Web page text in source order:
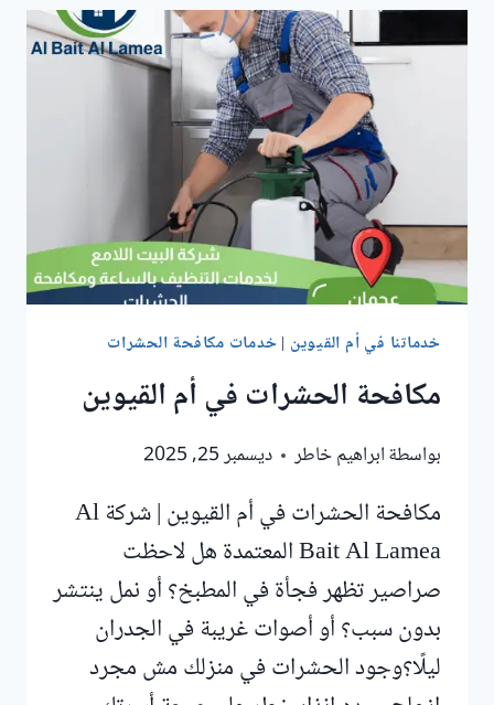
خدماتنا في أم القيوين |خدمات مكافحة الحشرات
مكافحة الحشرات في أم القيوين
بواسطةابراهيم خاطر ديسمبر 25, 2025
مكافحة الحشرات في أم القيوين | شركة Al
Bait Al Lamea المعتمدة هل لاحظت
صراصير تظهر فجأة في المطبخ؟ أو نمل ينتشر
بدون سبب؟ أو أصوات غريبة في الجدران
ليلًا؟وجود الحشرات في منزلك مش مجرد